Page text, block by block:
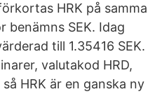
HRK på samma
benämns SEK. Idag
till 1.35416 SEK.
valutakod HRD,
HRK är en ganska ny